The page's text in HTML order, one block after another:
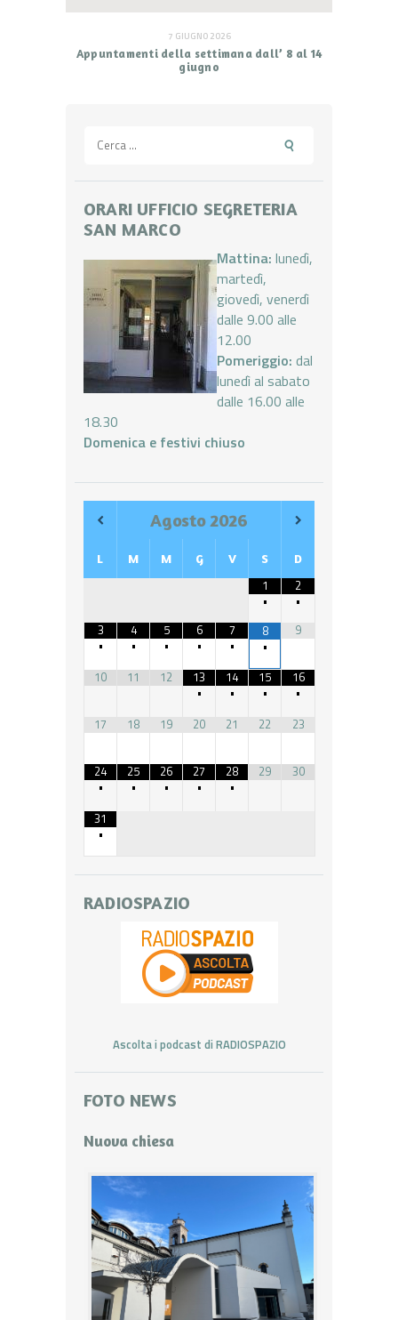
7 GIUGNO 2026
Appuntamenti della settimana dall’ 8 al 14
giugno
per:
ORARI UFFICIO SEGRETERIA
SAN MARCO
Mattina: lunedì,
martedì,
giovedì, venerdì
dalle 9.00 alle
12.00
Pomeriggio: dal
lunedì al sabato
dalle 16.00 alle
18.30
Domenica e festivi chiuso
Agosto 2026
L M M G V S D
1
•
2
•
3
•
4
•
5
•
6
•
7
•
8
•
9
10 11 12
13
•
14
•
15
•
16
•
17
18 19 20 21 22 23
24
•
25
•
26
•
27
•
28
•
29 30
31
•
RADIOSPAZIO
Ascolta i podcast di RADIOSPAZIO
FOTO NEWS
Nuova chiesa